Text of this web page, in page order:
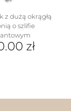
z dużą okrągłą
o szlifie
zł